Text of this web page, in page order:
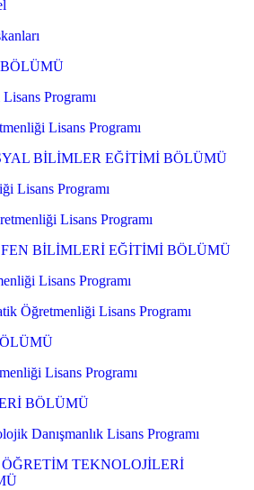
Programı
Lisans Programı
BİLİMLER EĞİTİMİ BÖLÜMÜ
Lisans Programı
Lisans Programı
BİLİMLERİ EĞİTİMİ BÖLÜMÜ
Lisans Programı
Öğretmenliği Lisans Programı
Lisans Programı
BÖLÜMÜ
Danışmanlık Lisans Programı
TEKNOLOJİLERİ